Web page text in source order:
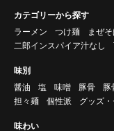
カテゴリーから探す
ラーメン
つけ麺 まぜ
二郎インスパイア汁なし
味別
醤油
塩 味噌 豚骨 豚
担々麺
個性派 グッズ・
味わい